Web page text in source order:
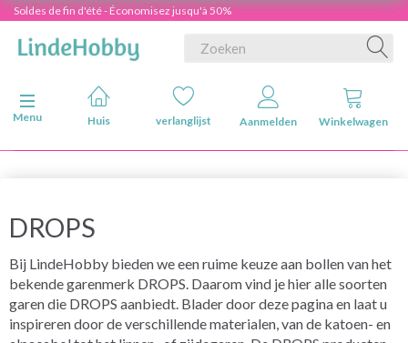
Soldes de fin d'été - Économisez jusqu'à 50%
Navigatie in-/uitschakelen
Menu
Huis verlanglijst Aanmelden Winkelwagen
DROPS
Bij LindeHobby bieden we een ruime keuze aan bollen van het
bekende garenmerk DROPS. Daarom vind je hier alle soorten
garen die DROPS aanbiedt. Blader door deze pagina en laat u
inspireren door de verschillende materialen, van de katoen- en